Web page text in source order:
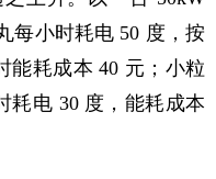
每小时耗电 50 度，按
能耗成本 40 元；小粒
耗电 30 度，能耗成本